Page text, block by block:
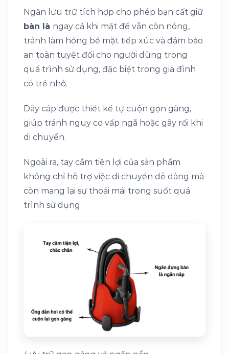
Ngăn lưu trữ tích hợp cho phép bạn cất giữ
bàn là ngay cả khi mặt đế vẫn còn nóng,
tránh làm hỏng bề mặt tiếp xúc và đảm bảo
an toàn tuyệt đối cho người dùng trong
quá trình sử dụng, đặc biệt trong gia đình
có trẻ nhỏ.
Dây cáp được thiết kế tự cuộn gọn gàng,
giúp tránh nguy cơ vấp ngã hoặc gây rối khi
di chuyển.
Ngoài ra, tay cầm tiện lợi của sản phẩm
không chỉ hỗ trợ việc di chuyển dễ dàng mà
còn mang lại sự thoải mái trong suốt quá
trình sử dụng.